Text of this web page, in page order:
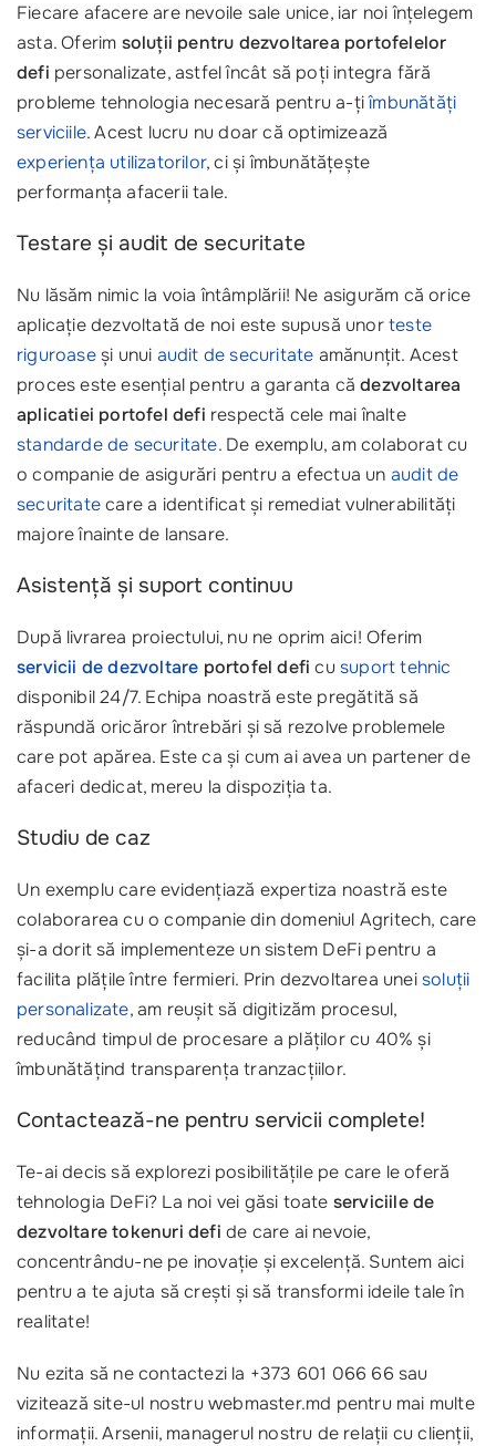
Fiecare afacere are nevoile sale unice, iar noi înțelegem
asta. Oferim soluții pentru dezvoltarea portofelelor
defi personalizate, astfel încât să poți integra fără
probleme tehnologia necesară pentru a-țiîmbunătăți
serviciile. Acest lucru nu doar că optimizează
experiența utilizatorilor, ci și îmbunătățește
performanța afacerii tale.
Testare și audit de securitate
Nu lăsăm nimic la voia întâmplării! Ne asigurăm că orice
aplicație dezvoltată de noi este supusă unorteste
riguroaseși unui audit de securitate amănunțit. Acest
proces este esențial pentru a garanta cădezvoltarea
aplicatiei portofel defi respectă cele mai înalte
standarde de securitate. De exemplu, am colaborat cu
o companie de asigurări pentru a efectua un audit de
securitatecare a identificat și remediat vulnerabilități
majore înainte de lansare.
Asistență și suport continuu
După livrarea proiectului, nu ne oprim aici! Oferim
servicii de dezvoltare portofel defi cusuport tehnic
disponibil 24/7. Echipa noastră este pregătită să
răspundă oricăror întrebări și să rezolve problemele
care pot apărea. Este ca și cum ai avea un partener de
afaceri dedicat, mereu la dispoziția ta.
Studiu de caz
Un exemplu care evidențiază expertiza noastră este
colaborarea cu o companie din domeniul Agritech, care
și-a dorit să implementeze un sistem DeFi pentru a
facilita plățile între fermieri. Prin dezvoltarea uneisoluții
personalizate, am reușit să digitizăm procesul,
reducând timpul de procesare a plăților cu 40% și
îmbunătățind transparența tranzacțiilor.
Contactează-ne pentru servicii complete!
Te-ai decis să explorezi posibilitățile pe care le oferă
tehnologia DeFi? La noi vei găsi toate serviciile de
dezvoltare tokenuri defi de care ai nevoie,
concentrându-ne pe inovație și excelență. Suntem aici
pentru a te ajuta să crești și să transformi ideile tale în
realitate!
Nu ezita să ne contactezi la +373 601 066 66 sau
vizitează site-ul nostru webmaster.md pentru mai multe
informații. Arsenii, managerul nostru de relații cu clienții,